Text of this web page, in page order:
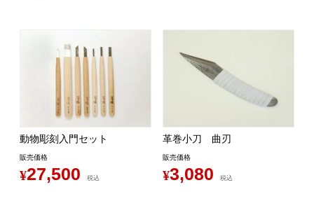
動物彫刻入門セット
販売価格
¥27,500 税込
革巻小刀 曲刃
販売価格
¥3,080 税込